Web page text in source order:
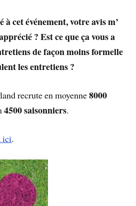
à cet événement, votre avis m’
? Est ce que ça vous a
de façon moins formelle
les entretiens ?
recrute en moyenne8000
4500 saisonniers.
ici.